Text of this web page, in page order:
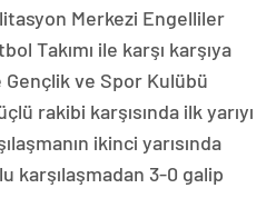
Merkezi Engelliler
Takımı ile karşı karşıya
ve Spor Kulübü
rakibi karşısında ilk yarıyı
ikinci yarısında
karşılaşmadan 3-0 galip